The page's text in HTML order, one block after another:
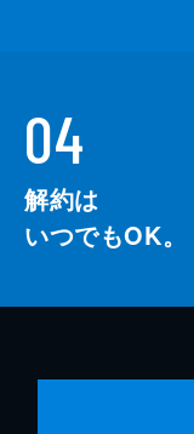
04
解約は
いつでもOK。